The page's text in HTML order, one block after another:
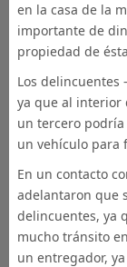
en la casa de la
importante de
propiedad de
Los delincuentes
ya que al interior
un tercero podría
un vehículo para
En un contacto
adelantaron que
delincuentes, ya
mucho tránsito
un entregador,